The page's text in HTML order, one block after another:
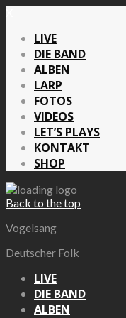
LIVE
DIE BAND
ALBEN
LARP
FOTOS
VIDEOS
LET’S PLAYS
KONTAKT
SHOP
Back to the top
Vogelsang
Deutscher Folk
LIVE
DIE BAND
ALBEN